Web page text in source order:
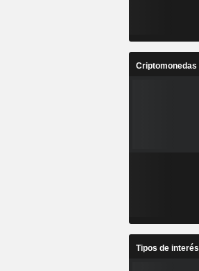
Criptomonedas
Tipos de interés